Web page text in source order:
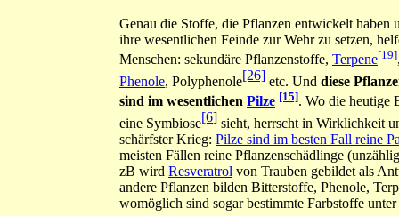
Genau die Stoffe, die Pflanzen entwickelt haben
ihre wesentlichen Feinde zur Wehr zu setzen,
Menschen: sekundäre Pflanzenstoffe, Terpene[19]
Phenole, Polyphenole[26] etc. Und diese
sind im wesentlichen Pilze [15]. Wo die heutige
eine Symbiose[6] sieht, herrscht in Wirklichkeit
schärfster Krieg: Pilze sind im besten Fall reine
meisten Fällen reine Pflanzenschädlinge
zB wird Resveratrol von Trauben gebildet als
andere Pflanzen bilden Bitterstoffe, Phenole,
womöglich sind sogar bestimmte Farbstoffe unter